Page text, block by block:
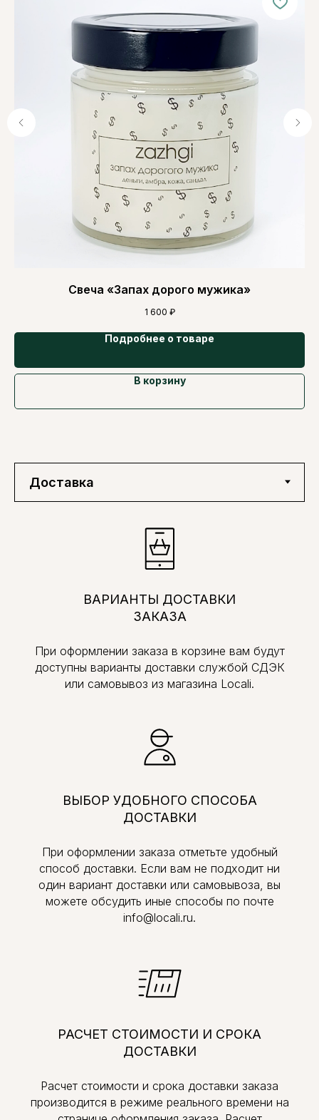
Свеча «Запах дорого мужика»
1 600 ₽
Подробнее о товаре
В корзину
ВАРИАНТЫ ДОСТАВКИ
ЗАКАЗА
При оформлении заказа в корзине вам будут
доступны варианты доставки службой СДЭК
или самовывоз из магазина Locali.
ВЫБОР УДОБНОГО СПОСОБА
ДОСТАВКИ
При оформлении заказа отметьте удобный
способ доставки. Если вам не подходит ни
один вариант доставки или самовывоза, вы
можете обсудить иные способы по почте
info@locali.ru.
РАСЧЕТ СТОИМОСТИ И СРОКА
ДОСТАВКИ
Расчет стоимости и срока доставки заказа
производится в режиме реального времени на